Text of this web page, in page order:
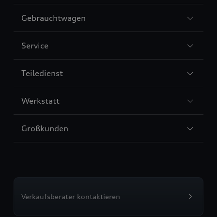
Gebrauchtwagen
ServiceSección
TeiledienstSección
WerkstattSección
Großkunden
Verkaufsberater kontaktieren